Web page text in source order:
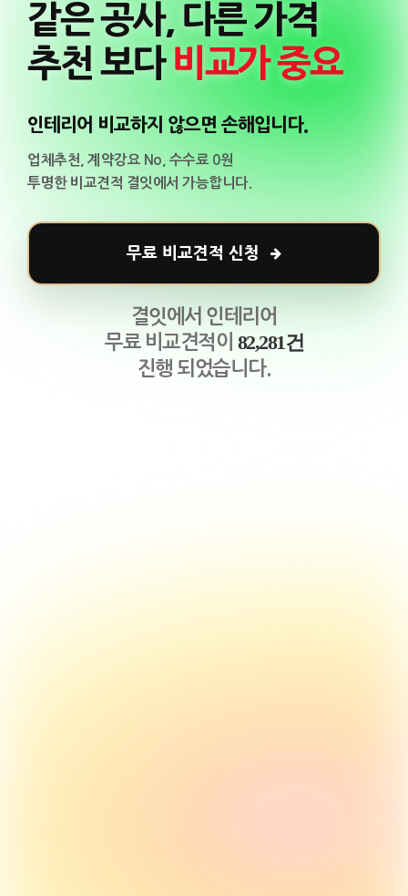
같은 공사, 다른 가격
추천 보다비교가 중요
인테리어 비교하지 않으면 손해입니다.
업체추천, 계약강요 No, 수수료 0원
투명한 비교견적 결잇 에서 가능합니다.
무료 비교견적 신청
결잇에서 인테리어
무료 비교견적이 82,281건
진행 되었습니다.